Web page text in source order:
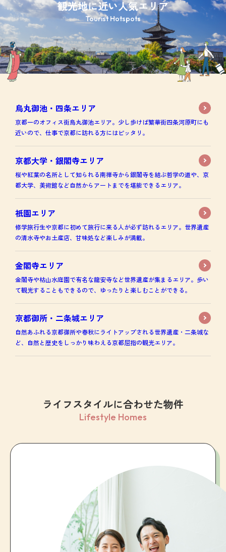
観光地に近い人気エリア
Tourist Hotspots
烏丸御池・四条エリア
京都一のオフィス街烏丸御池エリア。少し歩けば繁華街四条河原町にも
近いので、仕事で京都に訪れる方にはピッタリ。
京都大学・銀閣寺エリア
桜や紅葉の名所として知られる南禅寺から銀閣寺を結ぶ哲学の道や、京
都大学、美術館など自然からアートまでを堪能できるエリア。
祇園エリア
修学旅行生や京都に初めて旅行に来る人が必ず訪れるエリア。世界遺産
の清水寺やお土産店、甘味処など楽しみが満載。
金閣寺エリア
金閣寺や枯山水庭園で有名な龍安寺など世界遺産が集まるエリア。歩い
て観光することもできるので、ゆったりと楽しむことができる。
京都御所・二条城エリア
自然あふれる京都御所や春秋にライトアップされる世界遺産・二条城な
ど、自然と歴史をしっかり味わえる京都屈指の観光エリア。
ライフスタイルに合わせた物件
Lifestyle Homes